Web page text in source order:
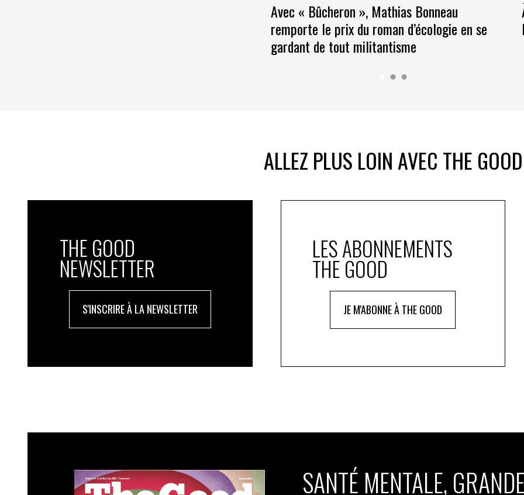
Avec « Bûcheron », Mathias Bonneau
remporte le prix du roman d’écologie en se
gardant de tout militantisme
ALLEZ PLUS LOIN AVEC THE GOOD
THE GOOD
NEWSLETTER
S'INSCRIRE À LA NEWSLETTER
LES ABONNEMENTS
THE GOOD
JE M'ABONNE À THE GOOD
SANTÉ MENTALE,